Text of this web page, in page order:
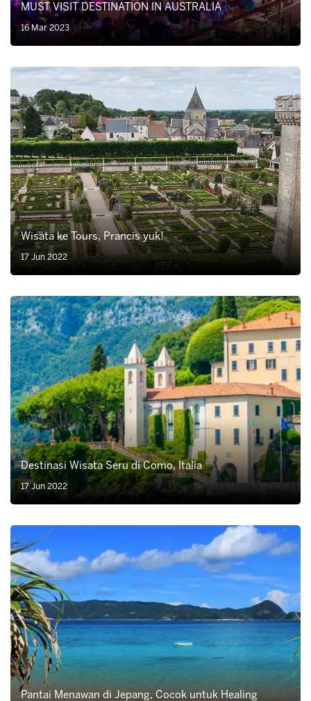
MUST VISIT DESTINATION IN AUSTRALIA
16 Mar 2023
Wisata ke Tours, Prancis yuk!
17 Jun 2022
Destinasi Wisata Seru di Como, Italia
17 Jun 2022
Pantai Menawan di Jepang, Cocok untuk Healing